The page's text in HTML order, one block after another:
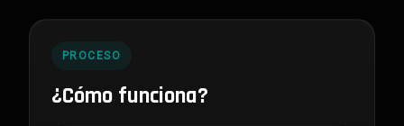
PROCESO
¿Cómo funciona?